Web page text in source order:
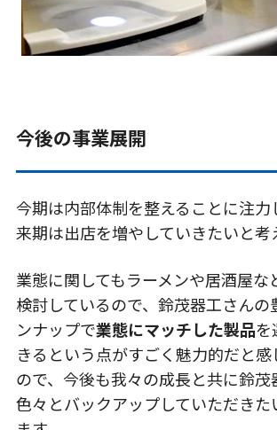
今後の事業展開
今期は内部体制を整えることに注力
来期は出店を増やしていきたいと考
業態に関してもラーメンや居酒屋な
検討しているので、鈴茂器工さんの
ンナップで業態にマッチした製品を
きるという点がすごく魅力的だと
ので、今後も我々の成長と共に鈴茂
色々とバックアップしていただきた